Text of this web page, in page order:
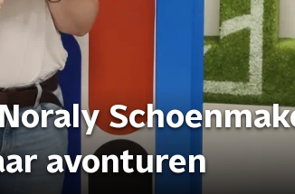
haar avonturen